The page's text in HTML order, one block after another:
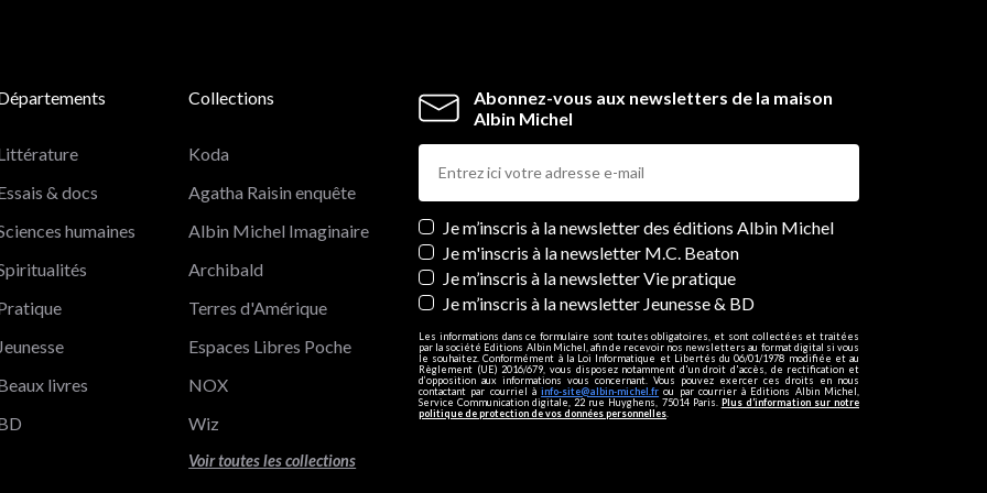
Abonnez-vous aux newsletters de la maison
Albin Michel
Newsletters
Je m’inscris à la newsletter des éditions Albin Michel
Je m'inscris à la newsletter M.C. Beaton
Je m’inscris à la newsletter Vie pratique
Je m’inscris à la newsletter Jeunesse & BD
Les informations dans ce formulaire sont toutes obligatoires, et sont collectées et traitées
par la société Editions Albin Michel, afin de recevoir nos newsletters au format digital si vous
le souhaitez. Conformément à la Loi Informatique et Libertés du 06/01/1978 modifiée et au
Règlement (UE) 2016/679, vous disposez notamment d'un droit d'accès, de rectification et
d’opposition aux informations vous concernant. Vous pouvez exercer ces droits en nous
contactant par courriel àinfo-site@albin-michel.fr ou par courrier à Editions Albin Michel,
Service Communication digitale, 22 rue Huyghens, 75014 Paris. Plus d’information sur notre
politique de protection de vos données personnelles
& docs
humaines
Jeunesse
livres
Collections
Koda
Agatha Raisin enquête
Albin Michel Imaginaire
Archibald
Terres d'Amérique
Espaces Libres Poche
NOX
Wiz
Voir toutes les collections